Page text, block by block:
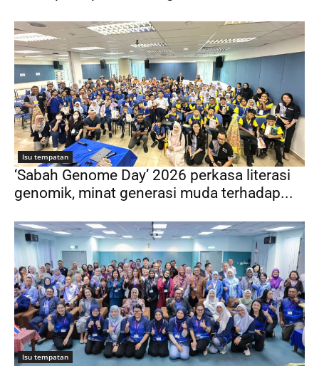
Isu tempatan
‘Sabah Genome Day’ 2026 perkasa literasi
genomik, minat generasi muda terhadap...
Isu tempatan